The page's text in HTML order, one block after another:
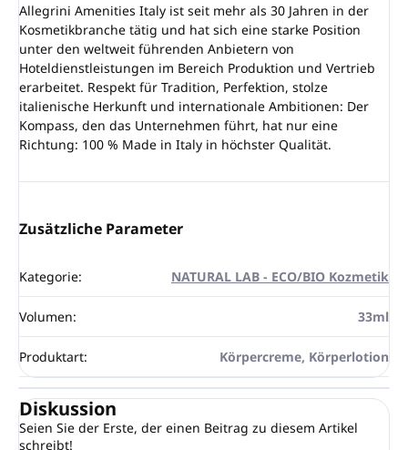
Allegrini Amenities Italy ist seit mehr als 30 Jahren in der
Kosmetikbranche tätig und hat sich eine starke Position
unter den weltweit führenden Anbietern von
Hoteldienstleistungen im Bereich Produktion und Vertrieb
erarbeitet. Respekt für Tradition, Perfektion, stolze
italienische Herkunft und internationale Ambitionen: Der
Kompass, den das Unternehmen führt, hat nur eine
Richtung: 100 % Made in Italy in höchster Qualität.
Zusätzliche Parameter
Kategorie: NATURAL LAB - ECO/BIO Kozmetik
Volumen: 33ml
Produktart: Körpercreme, Körperlotion
Diskussion
Seien Sie der Erste, der einen Beitrag zu diesem Artikel
schreibt!